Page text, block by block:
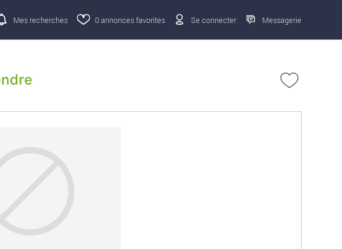
Mes recherches 0annonces favorites Se connecter Messagerie